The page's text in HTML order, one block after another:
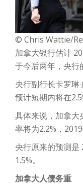
© Chris Wattie/
加拿大银行估计
于今后两年，央行
央行副行长卡罗琳
预计短期内将在
具体来说，加拿大
率将为2.2%，2019
央行原来的预测是
1.5%。
加拿大人债务重